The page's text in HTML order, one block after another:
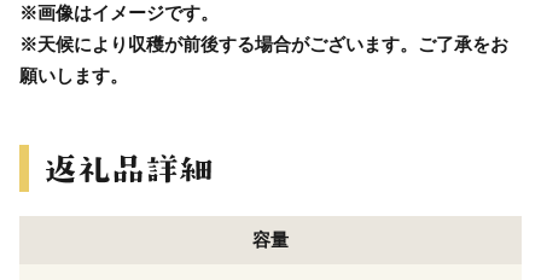
※画像はイメージです。
※天候により収穫が前後する場合がございます。ご了承をお
願いします。
容量